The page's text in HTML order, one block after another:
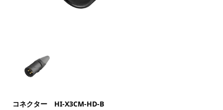
コネクター HI-X3CM-HD-B